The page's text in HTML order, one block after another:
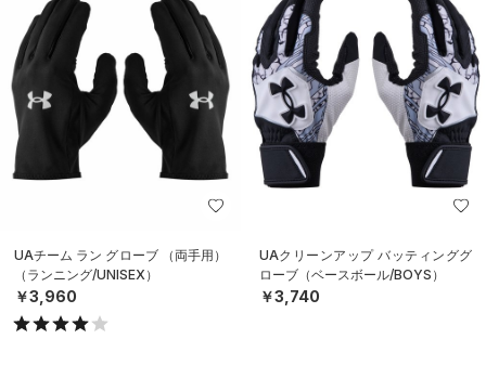
UAチーム ラン グローブ （両手用）
（ランニング/UNISEX）
￥3,960
UAクリーンアップ バッティンググ
ローブ（ベースボール/BOYS）
￥3,740